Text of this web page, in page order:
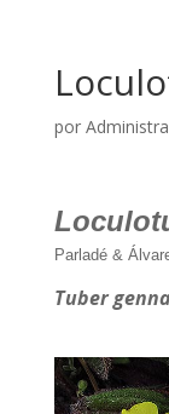
por
Parladé &
Tuber